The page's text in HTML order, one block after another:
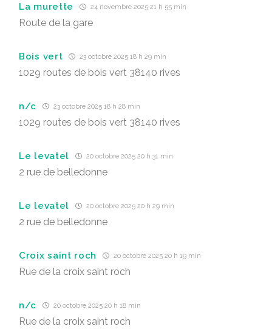
La murette 24 novembre 2025 21 h 55 min
Route de la gare
Bois vert 23 octobre 2025 18 h 29 min
1029 routes de bois vert 38140 rives
n/c 23 octobre 2025 18 h 28 min
1029 routes de bois vert 38140 rives
Le levatel 20 octobre 2025 20 h 31 min
2 rue de belledonne
Le levatel 20 octobre 2025 20 h 29 min
2 rue de belledonne
Croix saint roch 20 octobre 2025 20 h 19 min
Rue de la croix saint roch
n/c 20 octobre 2025 20 h 18 min
Rue de la croix saint roch